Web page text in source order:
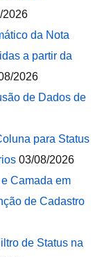
2026
da Nota
a partir da
2026
de Dados de
para Status
03/08/2026
Camada em
de Cadastro
de Status na